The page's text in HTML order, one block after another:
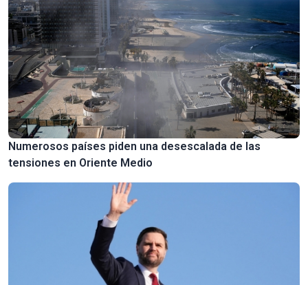
Numerosos países piden una desescalada de las
tensiones en Oriente Medio